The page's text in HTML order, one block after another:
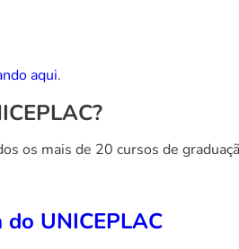
aqui.
os mais de 20 cursos de
UNICEPLAC